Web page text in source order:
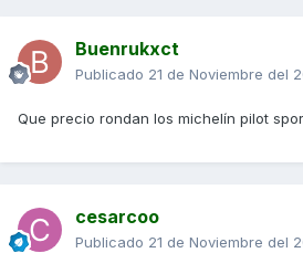
Buenrukxct
Publicado 21 de Noviembre del
Que precio rondan los michelín pilot
cesarcoo
Publicado 21 de Noviembre del